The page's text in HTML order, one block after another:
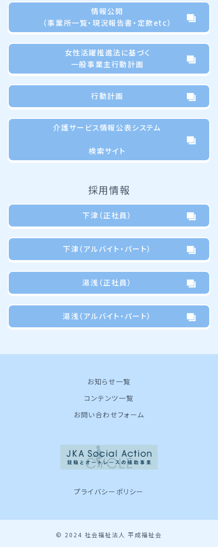
情報公開
（事業所一覧・現況報告書・定款etc）
女性活躍推進法に基づく
一般事業主行動計画
行動計画
介護サービス情報公表システム
検索サイト
採用情報
下津（正社員）
下津（アルバイト・パート）
湯浅（正社員）
湯浅（アルバイト・パート）
お知らせ一覧
コンテンツ一覧
お問い合わせフォーム
プライバシーポリシー
© 2024 社会福祉法人 平成福祉会